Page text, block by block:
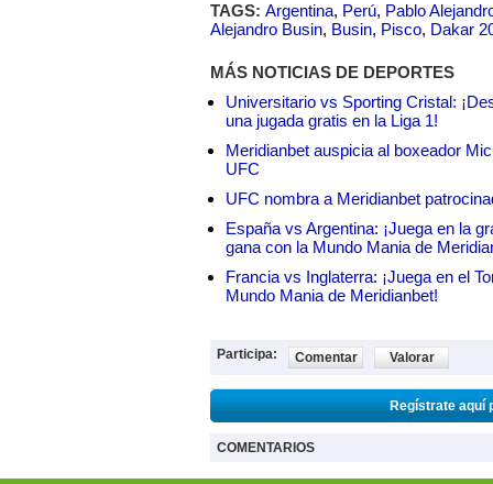
TAGS: Argentina, Perú, Pablo
Alejandro Busin, Busin, Pisco, Dakar
MÁS NOTICIAS DE DEPORTES
Universitario vs Sporting Cristal:
una jugada gratis en la Liga 1!
Meridianbet auspicia al boxeador
UFC
UFC nombra a Meridianbet
España vs Argentina: ¡Juega en la
gana con la Mundo Mania de
Francia vs Inglaterra: ¡Juega en el
Mundo Mania de Meridianbet!
Participa: Comentar Valorar
Regístrate aquí
COMENTARIOS